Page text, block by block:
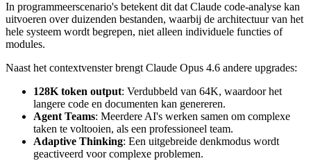
In programmeerscenario's betekent dit dat Claude code-analyse kan
uitvoeren over duizenden bestanden, waarbij de architectuur van het
hele systeem wordt begrepen, niet alleen individuele functies of
modules.
Naast het contextvenster brengt Claude Opus 4.6 andere upgrades:
128K token output: Verdubbeld van 64K, waardoor het
langere code en documenten kan genereren.
Agent Teams: Meerdere AI's werken samen om complexe
taken te voltooien, als een professioneel team.
Adaptive Thinking: Een uitgebreide denkmodus wordt
geactiveerd voor complexe problemen.